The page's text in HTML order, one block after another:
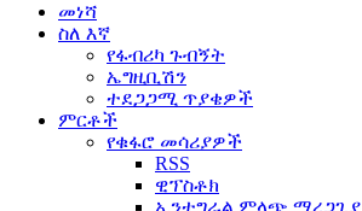
መነሻ
ስለ እኛ
የፋብሪካ ጉብኝት
ኤግዚቢሽን
ተደጋጋሚ ጥያቄዎች
ምርቶች
የቁፋሮ መሳሪያዎች
RSS
ዊፕስቶክ
ኢንተግራል ምላጭ ማረጋጊያ